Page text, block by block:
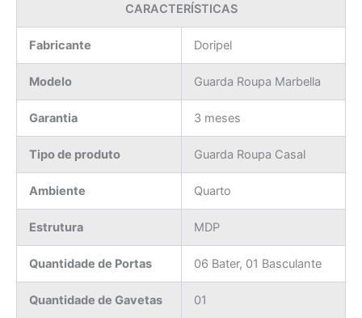
CARACTERÍSTICAS
Fabricante Doripel
Modelo Guarda Roupa Marbella
Garantia 3 meses
Tipo de produto Guarda Roupa Casal
Ambiente Quarto
Estrutura MDP
Quantidade de Portas 06 Bater, 01 Basculante
Quantidade de Gavetas 01